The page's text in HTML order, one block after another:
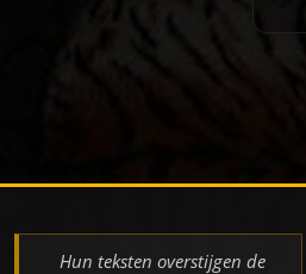
Hun teksten overstijgen de